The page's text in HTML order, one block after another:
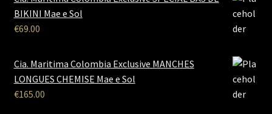
BIKINI Mae e Sol
€69.00
Cia. Maritima Colombia Exclusive MANCHES
LONGUES CHEMISE Mae e Sol
€165.00